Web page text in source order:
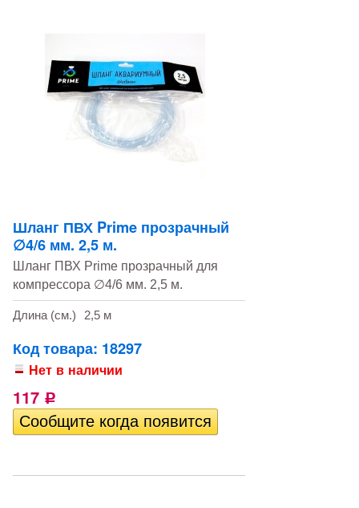
Шланг ПВХ Prime прозрачный
∅4/6 мм. 2,5 м.
Шланг ПВХ Prime прозрачный для
компрессора ∅4/6 мм. 2,5 м.
Длина (см.) 2,5 м
Код товара: 18297
Нет в наличии
117 Р